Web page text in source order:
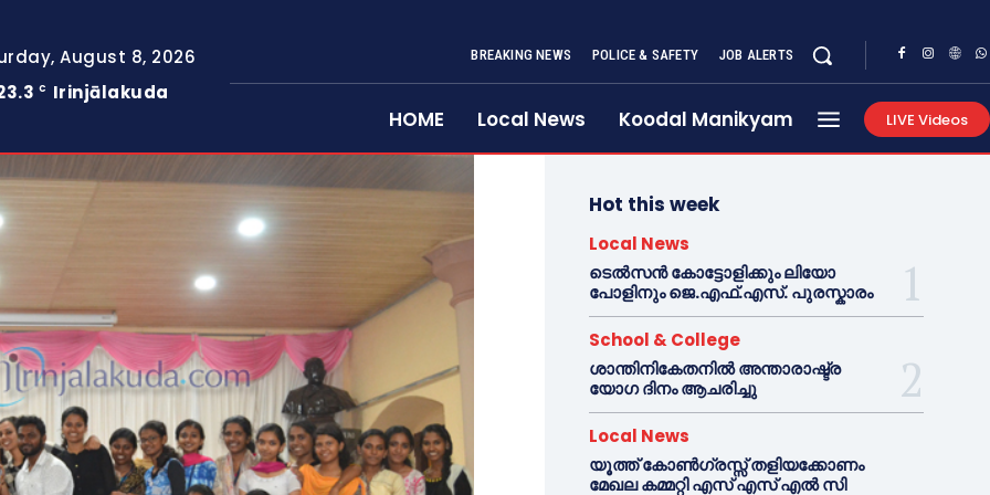
August 8, 2026
C Irinjālakuda
BREAKING NEWS POLICE & SAFETY JOB ALERTS
HOME Local News Koodal Manikyam LIVE Videos
Hot this week
Local News
ടെൽസൻ കോട്ടോളിക്കും ലിയോ
പോളിനും ജെ.എഫ്.എസ്. പുരസ്കാരം
School & College
ശാന്തിനികേതനിൽ അന്താരാഷ്ട്ര
യോഗ ദിനം ആചരിച്ചു
Local News
യൂത്ത് കോൺഗ്രസ്സ് തളിയക്കോണം
മേഖല കമ്മറ്റി എസ് എസ് എൽ സി